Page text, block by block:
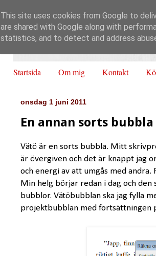
Startsida Om mig Kontakt
onsdag 1 juni 2011
En annan sorts bubbla
Vätö är en sorts bubbla. Mitt
är övergiven och det är knappt jag
och energi av att umgås med andra.
Min helg börjar redan i dag och den
bubblor. Vätöbubblan ska jag fylla
projektbubblan med fortsättningen
This site uses cookies from Google to
are shared with Google along with
statistics, and to detect and address